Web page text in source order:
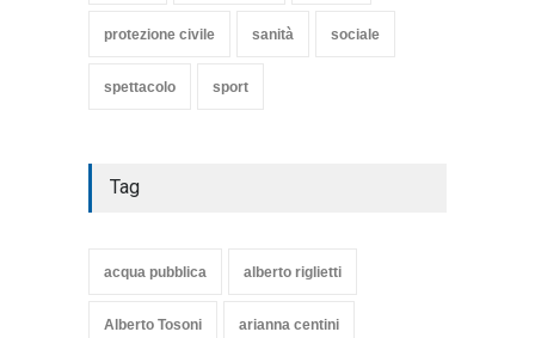
protezione civile sanità sociale
spettacolo sport
Tag
acqua pubblica alberto riglietti
Alberto Tosoni arianna centini